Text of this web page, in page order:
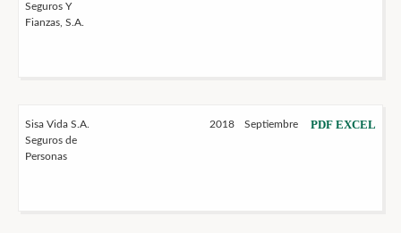
Seguros Y
Fianzas, S.A.
Sisa Vida S.A.
Seguros de
Personas
2018 Septiembre PDF EXCEL